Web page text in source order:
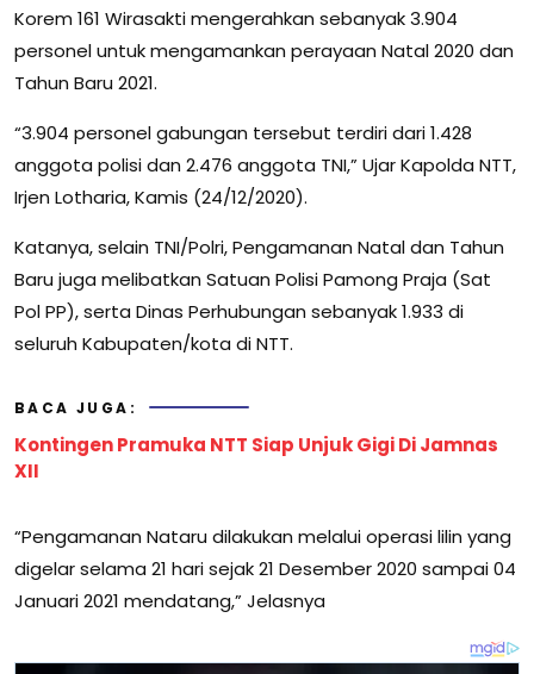
Korem 161 Wirasakti mengerahkan sebanyak 3.904
personel untuk mengamankan perayaan Natal 2020 dan
Tahun Baru 2021.
“3.904 personel gabungan tersebut terdiri dari 1.428
anggota polisi dan 2.476 anggota TNI,” Ujar Kapolda NTT,
Irjen Lotharia, Kamis (24/12/2020).
Katanya, selain TNI/Polri, Pengamanan Natal dan Tahun
Baru juga melibatkan Satuan Polisi Pamong Praja (Sat
Pol PP), serta Dinas Perhubungan sebanyak 1.933 di
seluruh Kabupaten/kota di NTT.
BACA JUGA:
Kontingen Pramuka NTT Siap Unjuk Gigi Di Jamnas
XII
“Pengamanan Nataru dilakukan melalui operasi lilin yang
digelar selama 21 hari sejak 21 Desember 2020 sampai 04
Januari 2021 mendatang,” Jelasnya